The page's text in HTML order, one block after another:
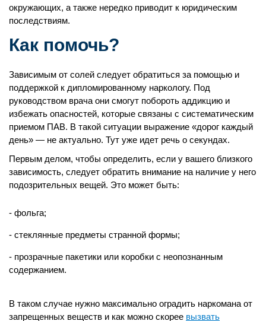
окружающих, а также нередко приводит к юридическим
последствиям.
Как помочь?
Зависимым от солей следует обратиться за помощью и
поддержкой к дипломированному наркологу. Под
руководством врача они смогут побороть аддикцию и
избежать опасностей, которые связаны с систематическим
приемом ПАВ. В такой ситуации выражение «дорог каждый
день» — не актуально. Тут уже идет речь о секундах.
Первым делом, чтобы определить, если у вашего близкого
зависимость, следует обратить внимание на наличие у него
подозрительных вещей. Это может быть:
фольга;
стеклянные предметы странной формы;
прозрачные пакетики или коробки с неопознанным
содержанием.
В таком случае нужно максимально оградить наркомана от
запрещенных веществ и как можно скорее вызвать